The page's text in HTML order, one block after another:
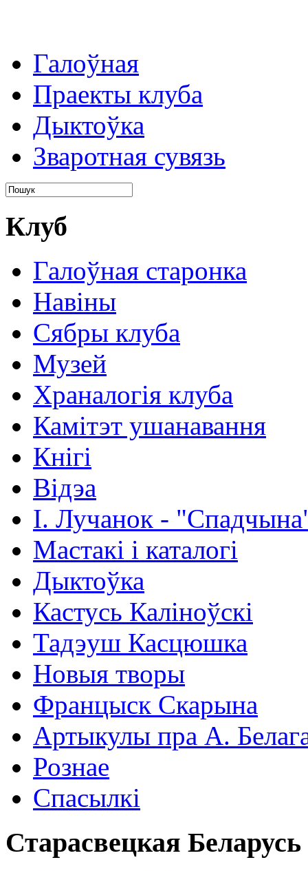
Галоўная
Праекты клуба
Дыктоўка
Зваротная сувязь
Клуб
Галоўная старонка
Навіны
Сябры клуба
Музей
Храналогія клуба
Камітэт ушанавання
Кнігі
Відэа
І. Лучанок -
Мастакі i каталогi
Дыктоўка
Кастусь Каліноўскі
Тадэуш Касцюшка
Новыя творы
Францыск Скарына
Артыкулы пра А.
Рознае
Спасылкі
Старасвецкая Беларусь